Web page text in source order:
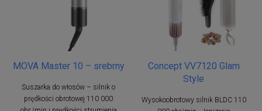
MOVA Master 10 – srebrny
Suszarka do włosów – silnik o
prędkości obrotowej 110 000
Concept VV7120 Glam
Style
Wysokoobrotowy silnik BLDC 110